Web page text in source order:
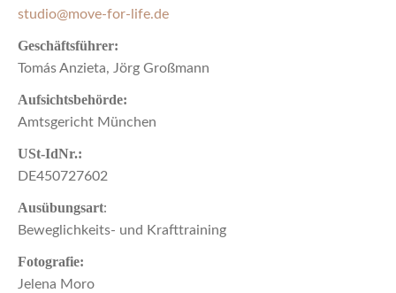
studio@move-for-life.de
Geschäftsführer:
Tomás Anzieta, Jörg Großmann
Aufsichtsbehörde:
Amtsgericht München
USt-IdNr.:
DE450727602
Ausübungsart:
Beweglichkeits- und Krafttraining
Fotografie:
Jelena Moro